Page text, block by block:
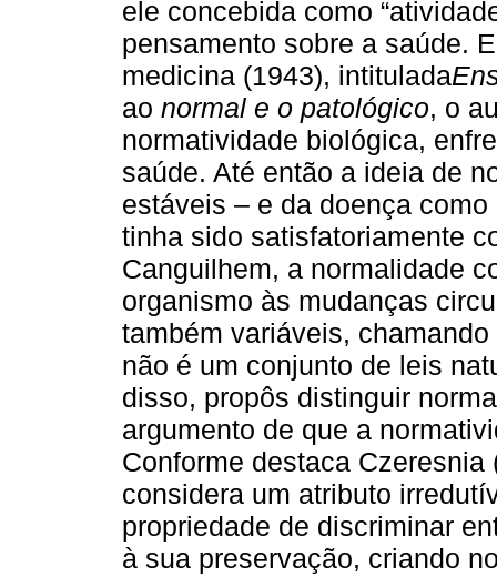
ele concebida como
pensamento sobre a saúde.
medicina (1943), intitulada
ao normal e o patológico, o
normatividade biológica,
saúde. Até então a ideia de
estáveis – e da doença
tinha sido satisfatoriamente
Canguilhem, a normalidade
organismo às mudanças
também variáveis,
não é um conjunto de leis
disso, propôs distinguir
argumento de que a
Conforme destaca
considera um atributo
propriedade de discriminar
à sua preservação, criando